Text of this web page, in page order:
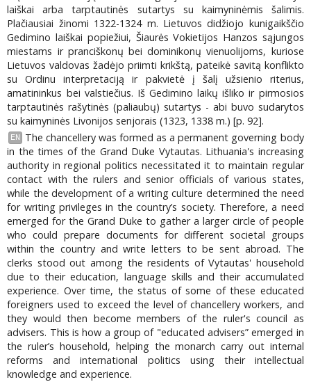
laiškai arba tarptautinės sutartys su kaimyninėmis šalimis.
Plačiausiai žinomi 1322-1324 m. Lietuvos didžiojo kunigaikščio
Gedimino laiškai popiežiui, Šiaurės Vokietijos Hanzos sąjungos
miestams ir pranciškonų bei dominikonų vienuolijoms, kuriose
Lietuvos valdovas žadėjo priimti krikštą, pateikė savitą konflikto
su Ordinu interpretaciją ir pakvietė į šalį užsienio riterius,
amatininkus bei valstiečius. Iš Gedimino laikų išliko ir pirmosios
tarptautinės rašytinės (paliaubų) sutartys - abi buvo sudarytos
su kaimyninės Livonijos senjorais (1323, 1338 m.) [p. 92].
EN
The chancellery was formed as a permanent governing body
in the times of the Grand Duke Vytautas. Lithuania's increasing
authority in regional politics necessitated it to maintain regular
contact with the rulers and senior officials of various states,
while the development of a writing culture determined the need
for writing privileges in the country’s society. Therefore, a need
emerged for the Grand Duke to gather a larger circle of people
who could prepare documents for different societal groups
within the country and write letters to be sent abroad. The
clerks stood out among the residents of Vytautas' household
due to their education, language skills and their accumulated
experience. Over time, the status of some of these educated
foreigners used to exceed the level of chancellery workers, and
they would then become members of the ruler's council as
advisers. This is how a group of "educated advisers” emerged in
the ruler’s household, helping the monarch carry out internal
reforms and international politics using their intellectual
knowledge and experience.